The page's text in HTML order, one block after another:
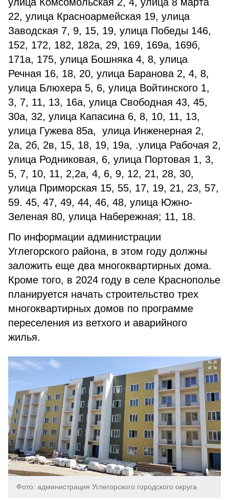
22, улица Красноармейская 19, улица
Заводская 7, 9, 15, 19, улица Победы 146,
152, 172, 182, 182а, 29, 169, 169а, 169б,
171а, 175, улица Бошняка 4, 8, улица
Речная 16, 18, 20, улица Баранова 2, 4, 8,
улица Блюхера 5, 6, улица Войтинского 1,
3, 7, 11, 13, 16а, улица Свободная 43, 45,
30а, 32, улица Капасина 6, 8, 10, 11, 13,
улица Гужева 85а, улица Инженерная 2,
2а, 2б, 2в, 15, 18, 19, 19а, .улица Рабочая 2,
улица Родниковая, 6, улица Портовая 1, 3,
5, 7, 10, 11, 2,2а, 4, 6, 9, 12, 21, 28, 30,
улица Приморская 15, 55, 17, 19, 21, 23, 57,
59. 45, 47, 49, 44, 46, 48, улица Южно-
Зеленая 80, улица Набережная; 11, 18.
По информации администрации
Углегорского района, в этом году должны
заложить еще два многоквартирных дома.
Кроме того, в 2024 году в селе Краснополье
планируется начать строительство трех
многоквартирных домов по программе
переселения из ветхого и аварийного
жилья.
Фото: администрация Углегорского городского округа